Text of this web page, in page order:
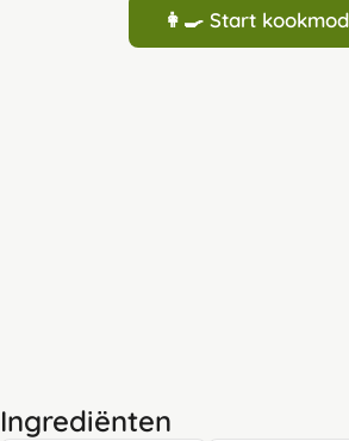
👩‍🍳 Start
Ingrediënten